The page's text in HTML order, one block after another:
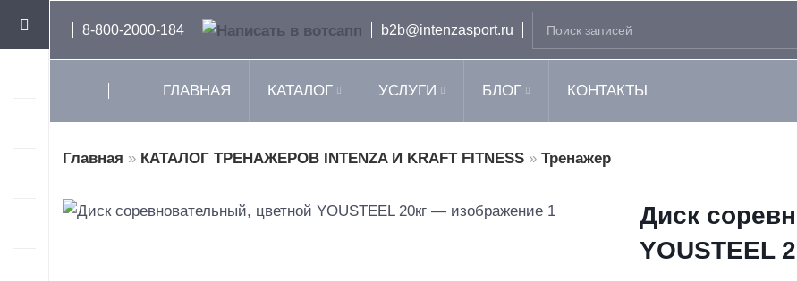
8-800-2000-184 b2b@intenzasport.ru
ГЛАВНАЯ КАТАЛОГ УСЛУГИ БЛОГ КОНТАКТЫ
Главная » КАТАЛОГ ТРЕНАЖЕРОВ INTENZA И KRAFT FITNESS » Тренажер
Диск
YOUSTEEL